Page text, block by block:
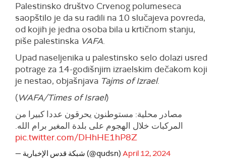
Palestinsko društvo Crvenog polumeseca
saopštilo je da su radili na 10 slučajeva povreda,
od kojih je jedna osoba bila u krtičnom stanju,
piše palestinska VAFA.
Upad naseljenika u palestinsko selo dolazi usred
potrage za 14-godišnjim izraelskim dečakom koji
je nestao, objašnjava Tajms of Izrael.
(WAFA/Times of Israel)
مصادر محلية: مستوطنون يحرقون عددا كبيرا من
المركبات خلال الهجوم على بلدة المغير برام الله.
pic.twitter.com/DHhHE1hP8Z
— شبكة قدس الإخبارية (@qudsn) April 12, 2024